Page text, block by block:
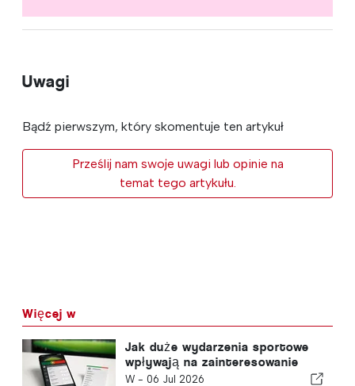
Uwagi
Bądź pierwszym, który skomentuje ten artykuł
Prześlij nam swoje uwagi lub opinie na
temat tego artykułu.
Więcej w
Jak duże wydarzenia sportowe
wpływają na zainteresowanie
zakładami online w Portugalii
W - 06 Jul 2026